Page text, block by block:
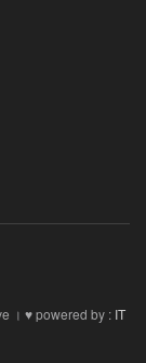
। ♥ powered by : IT